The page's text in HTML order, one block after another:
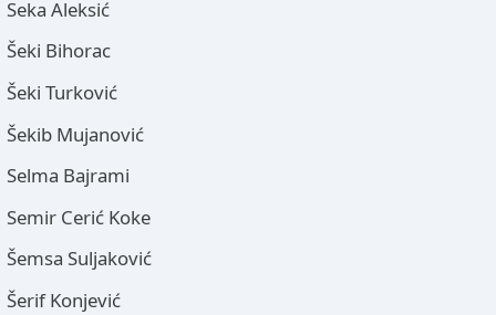
Seka Aleksić
Šeki Bihorac
Šeki Turković
Šekib Mujanović
Selma Bajrami
Semir Cerić Koke
Šemsa Suljaković
Šerif Konjević